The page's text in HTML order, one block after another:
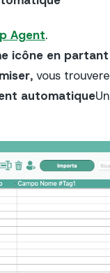
Agent.
icône en
, vous
automatique